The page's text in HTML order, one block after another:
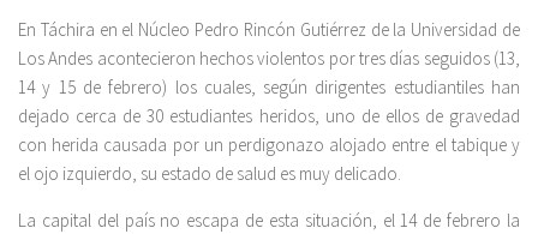
En Táchira en el Núcleo Pedro Rincón Gutiérrez de la Universidad de
Los Andes acontecieron hechos violentos por tres días seguidos (13,
14 y 15 de febrero) los cuales, según dirigentes estudiantiles han
dejado cerca de 30 estudiantes heridos, uno de ellos de gravedad
con herida causada por un perdigonazo alojado entre el tabique y
el ojo izquierdo, su estado de salud es muy delicado.
La capital del país no escapa de esta situación, el 14 de febrero la